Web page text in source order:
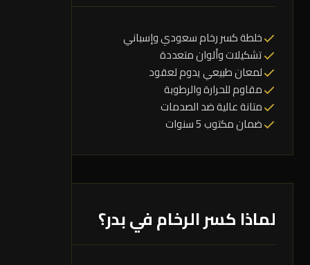
خلطة كسر رخام سعودي وإسباني
تشكيلات وألوان متعددة
لمعان طبيعي يدوم لعقود
مقاوم للحرارة والرطوبة
متانة عالية ضد الصدمات
ضمان مكتوب 5 سنوات
لماذا كسر الرخام في بدر؟